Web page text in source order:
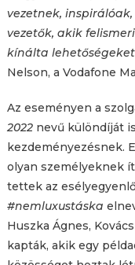
vezetnek,
vezetők, akik
kínálta
Nelson, a Vodafone
Az eseményen a
2022nevű különdíját
kezdeményezésnek.
olyan személyeknek
tettek az
#nemluxustáska
Huszka Ágnes,
kapták, akik egy